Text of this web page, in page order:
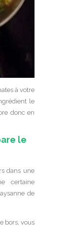
à votre
le
donc en
le
dans une
certaine
de
bors, vous